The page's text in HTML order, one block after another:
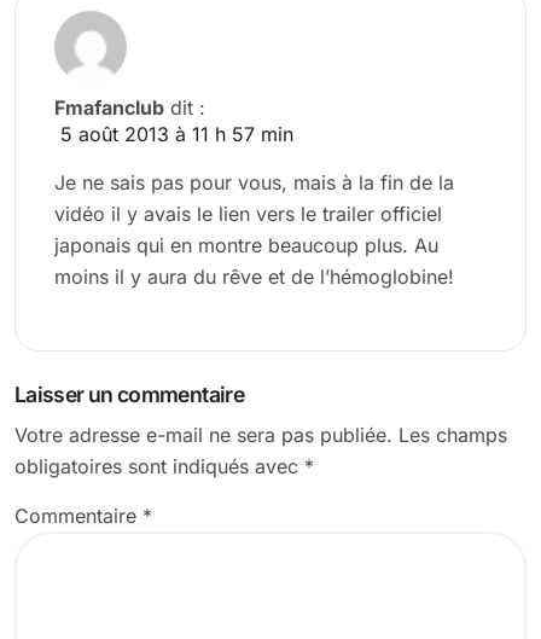
Fmafanclub dit :
5 août 2013 à 11 h 57 min
Je ne sais pas pour vous, mais à la fin de la
vidéo il y avais le lien vers le trailer officiel
japonais qui en montre beaucoup plus. Au
moins il y aura du rêve et de l’hémoglobine!
Laisser un commentaire
Votre adresse e-mail ne sera pas publiée. Les champs
obligatoires sont indiqués avec *
Commentaire *